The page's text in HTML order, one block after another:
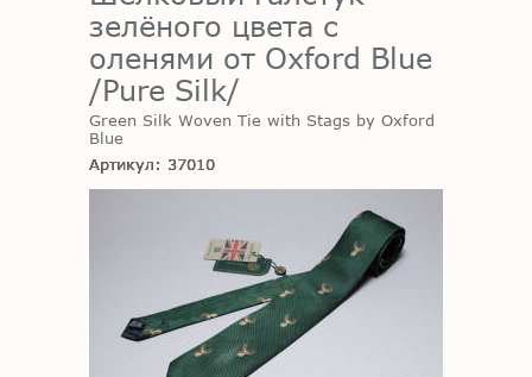
зелёного цвета с
оленями от Oxford Blue
/Pure Silk/
Green Silk Woven Tie with Stags by Oxford
Blue
Артикул: 37010